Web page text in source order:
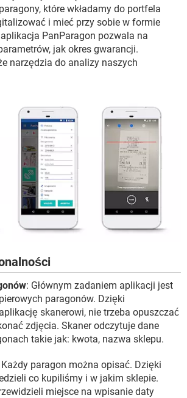
które wkładamy do portfela
i mieć przy sobie w formie
PanParagon pozwala na
jak okres gwarancji.
narzędzia do analizy naszych
: Głównym zadaniem aplikacji jest
paragonów. Dzięki
skanerowi, nie trzeba opuszczać
zdjęcia. Skaner odczytuje dane
takie jak: kwota, nazwa sklepu.
Każdy paragon można opisać. Dzięki
co kupiliśmy i w jakim sklepie.
miejsce na wpisanie daty